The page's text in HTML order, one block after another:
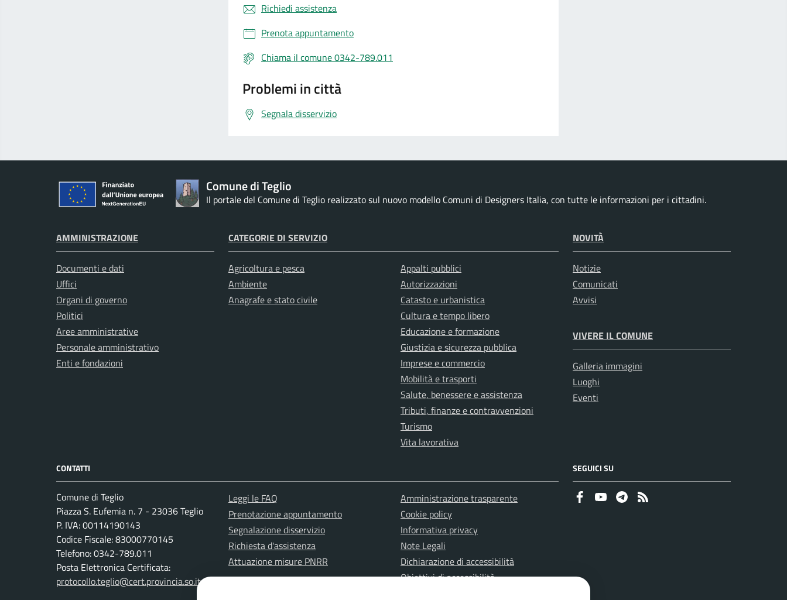
Richiedi assistenza
Prenota appuntamento
Chiama il comune 0342-789.011
Problemi in città
Segnala disservizio
Comune di Teglio
Il portale del Comune di Teglio realizzato sul nuovo modello Comuni di Designers Italia, con tutte le informazioni per i cittadini.
AMMINISTRAZIONE
Documenti e dati
Uffici
Organi di governo
Politici
Aree amministrative
Personale amministrativo
Enti e fondazioni
CATEGORIE DI SERVIZIO
Agricoltura e pesca
Ambiente
Anagrafe e stato civile
Appalti pubblici
Autorizzazioni
Catasto e urbanistica
Cultura e tempo libero
Educazione e formazione
Giustizia e sicurezza pubblica
Imprese e commercio
Mobilità e trasporti
Salute, benessere e assistenza
Tributi, finanze e contravvenzioni
Turismo
Vita lavorativa
NOVITÀ
Notizie
Comunicati
Avvisi
VIVERE IL COMUNE
Galleria immagini
Luoghi
Eventi
CONTATTI
Comune di Teglio
Piazza S. Eufemia n. 7 - 23036 Teglio
P. IVA: 00114190143
Codice Fiscale: 83000770145
Telefono: 0342-789.011
Posta Elettronica Certificata:
protocollo.teglio@cert.provincia.so.it
Leggi le FAQ
Prenotazione appuntamento
Segnalazione disservizio
Richiesta d'assistenza
Attuazione misure PNRR
Amministrazione trasparente
Cookie policy
Informativa privacy
Note Legali
Dichiarazione di accessibilità
Obiettivi di accessibilità
SEGUICI SU
FaceboookYoutubeTelegram